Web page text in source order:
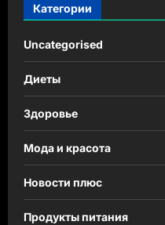
Категории
Uncategorised
Диеты
Здоровье
Мода и красота
Новости плюс
Продукты питания